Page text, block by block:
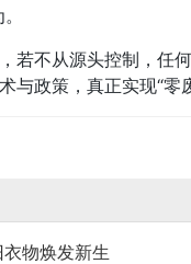
若不从源头控制，任
政策，真正实现“零
物焕发新生